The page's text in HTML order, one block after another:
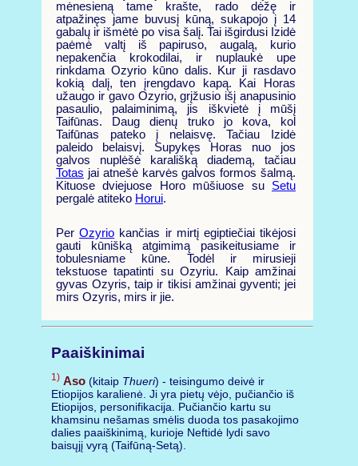
mėnesieną tame krašte, rado dėžę ir
atpažinęs jame buvusį kūną, sukapojo į 14
gabalų ir išmėtė po visa šalį. Tai išgirdusi Izidė
paėmė valtį iš papiruso, augalą, kurio
nepakenčia krokodilai, ir nuplaukė upe
rinkdama Ozyrio kūno dalis. Kur ji rasdavo
kokią dalį, ten įrengdavo kapą. Kai Horas
užaugo ir gavo Ozyrio, grįžusio išį anapusinio
pasaulio, palaiminimą, jis iškvietė į mūšį
Taifūnas. Daug dienų truko jo kova, kol
Taifūnas pateko į nelaisvę. Tačiau Izidė
paleido belaisvį. Supykęs Horas nuo jos
galvos nuplėšė karališką diademą, tačiau
Totas jai atnešė karvės galvos formos šalmą.
Kituose dviejuose Horo mūšiuose su Setu
pergalė atiteko Horui.
PerOzyrio kančias ir mirtį egiptiečiai tikėjosi
gauti kūnišką atgimimą pasikeitusiame ir
tobulesniame kūne. Todėl ir mirusieji
tekstuose tapatinti su Ozyriu. Kaip amžinai
gyvas Ozyris, taip ir tikisi amžinai gyventi; jei
mirs Ozyris, mirs ir jie.
Paaiškinimai
1) Aso (kitaip Thueri) - teisingumo deivė ir
Etiopijos karalienė. Ji yra pietų vėjo, pučiančio iš
Etiopijos, personifikacija. Pučiančio kartu su
khamsinu nešamas smėlis duoda tos pasakojimo
dalies paaiškinimą, kurioje Neftidė lydi savo
baisųjį vyrą (Taifūną-Setą).